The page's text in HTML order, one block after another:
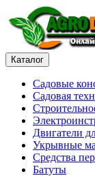
Каталог
Садовые
Садовая
Двигатели
Укрывные
Средства
Батуты